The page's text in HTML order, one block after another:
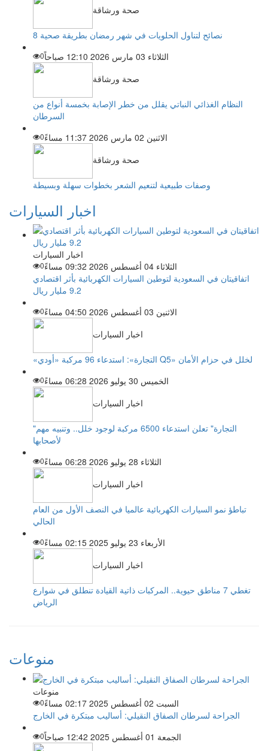
صحة ورشاقة
8 نصائح لتناول الحلويات في شهر رمضان بطريقة صحية
الثلاثاء 03 مارس 2026 12:10 صباحاً
0
صحة ورشاقة
النظام الغذائي النباتي يقلل من خطر الإصابة بخمسة أنواع من
السرطان
الاثنين 02 مارس 2026 11:37 مساءً
0
صحة ورشاقة
وصفات طبيعية لتنعيم الشعر بخطوات سهلة وبسيطة
اخبار السيارات
اخبار السيارات
الثلاثاء 04 أغسطس 2026 09:32 مساءً
0
اتفاقيتان في السعودية لتوطين السيارات الكهربائية بأثر اقتصادي
9.2 مليار ريال
الاثنين 03 أغسطس 2026 04:50 مساءً
0
اخبار السيارات
«التجارة»: استدعاء 96 مركبة «أودي Q5» لخلل في حزام الأمان
الخميس 30 يوليو 2026 06:28 مساءً
0
اخبار السيارات
"التجارة" تعلن استدعاء 6500 مركبة لوجود خلل.. وتنبيه مهم
لأصحابها
الثلاثاء 28 يوليو 2026 06:28 مساءً
0
اخبار السيارات
تباطؤ نمو السيارات الكهربائية عالميا في النصف الأول من العام
الحالي
الأربعاء 23 يوليو 2025 02:15 مساءً
0
اخبار السيارات
تغطي 7 مناطق حيوية.. المركبات ذاتية القيادة تنطلق في شوارع
الرياض
منوعات
منوعات
السبت 02 أغسطس 2025 02:17 مساءً
0
الجراحة لسرطان الصفاق النقيلي: أساليب مبتكرة في الخارج
الجمعة 01 أغسطس 2025 12:42 صباحاً
0